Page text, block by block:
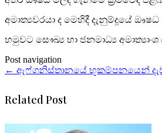
අමාත්‍යවරයා ද මෙහිදී දැනුම්දූයේ
හමුවට සෞඛ්‍ය හා ජනමාධ්‍ය
Post navigation
← ඇෆ්ගනිස්තානයේ භූකම්පනයෙන්
Related Post